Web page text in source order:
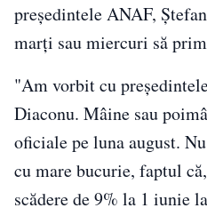
președintele ANAF,
marți sau miercuri să
"Am vorbit cu
Diaconu. Mâine sau
oficiale pe luna august.
cu mare bucurie, faptul
scădere de 9% la 1 iunie